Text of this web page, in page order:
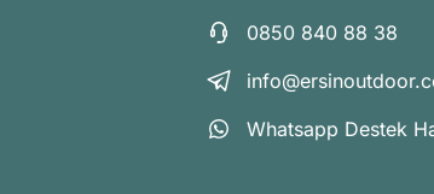
0850 840 88 38
Whatsapp Destek